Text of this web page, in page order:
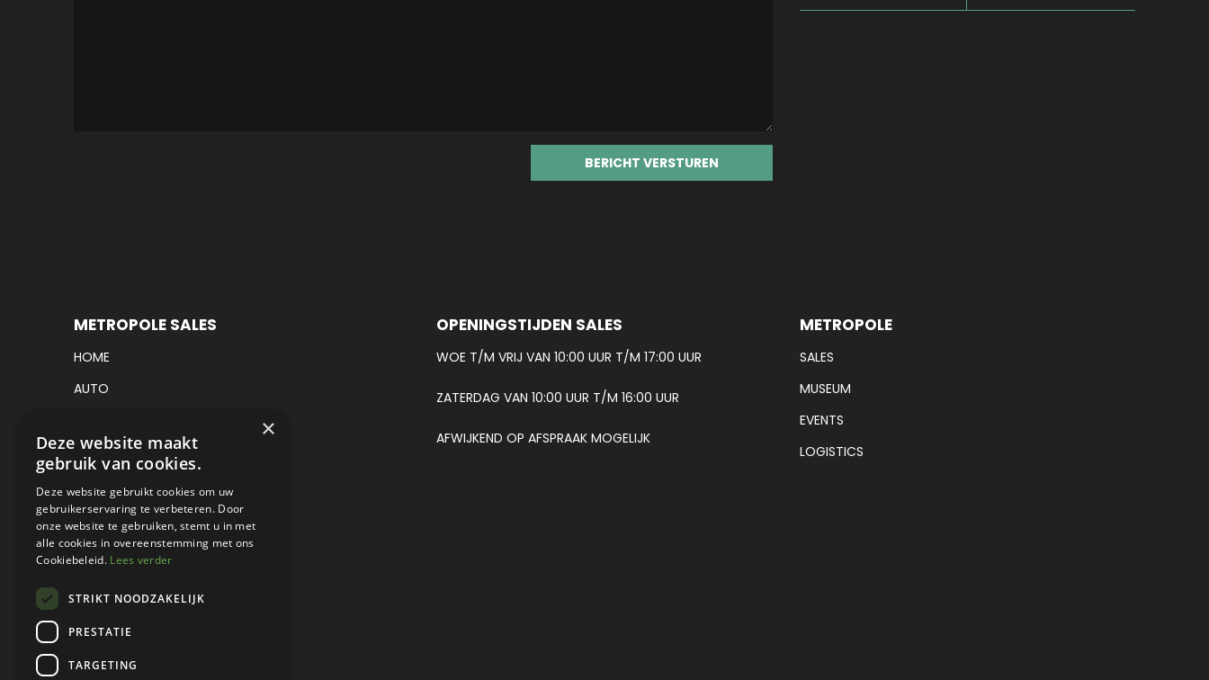
METROPOLE SALES
HOME
AUTO
VERKOCHT
DETAILING
WERKPLAATS EN RESTAURATIE
PARTS
CONTACT
OPENINGSTIJDEN SALES
WOE T/M VRIJ VAN 10:00 UUR T/M 17:00 UUR
ZATERDAG VAN 10:00 UUR T/M 16:00 UUR
AFWIJKEND OP AFSPRAAK MOGELIJK
METROPOLE
SALES
MUSEUM
EVENTS
LOGISTICS
×
Deze website maakt
gebruik van cookies.
Deze website gebruikt cookies om uw
gebruikerservaring te verbeteren. Door
onze website te gebruiken, stemt u in met
alle cookies in overeenstemming met ons
Cookiebeleid. Lees verder
STRIKT NOODZAKELIJK
PRESTATIE
TARGETING